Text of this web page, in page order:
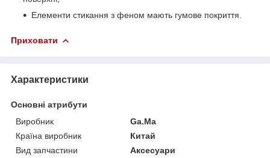
Елементи стикання з феном мають гумове покриття.
Приховати
Характеристики
Основні атрибути
Виробник
Ga.Ma
Країна виробник
Китай
Вид запчастини
Аксесуари